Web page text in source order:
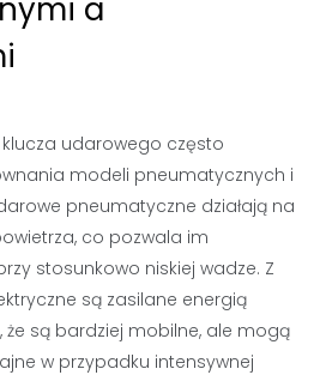
a
udarowego często
modeli pneumatycznych i
pneumatyczne działają na
co pozwala im
stosunkowo niskiej wadze. Z
są zasilane energią
że są bardziej mobilne, ale mogą
w przypadku intensywnej